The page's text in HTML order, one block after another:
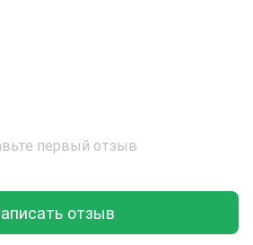
первый отзыв
отзыв